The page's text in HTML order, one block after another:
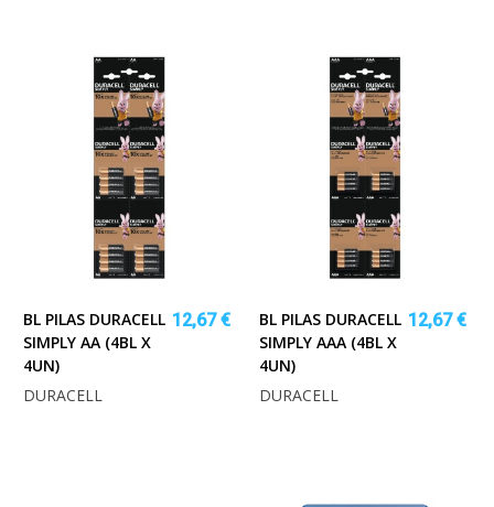
BL PILAS DURACELL
SIMPLY AA (4BL X
4UN)
12,67 €
DURACELL
BL PILAS DURACELL
SIMPLY AAA (4BL X
4UN)
12,67 €
DURACELL